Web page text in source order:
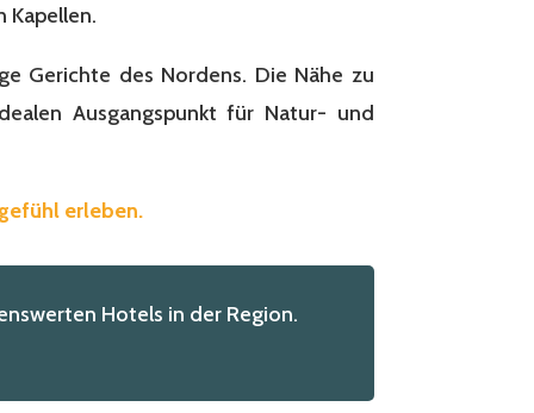
Kapellen.
Gerichte des Nordens. Die Nähe zu
Ausgangspunkt für Natur- und
erleben.
Hotels in der Region.